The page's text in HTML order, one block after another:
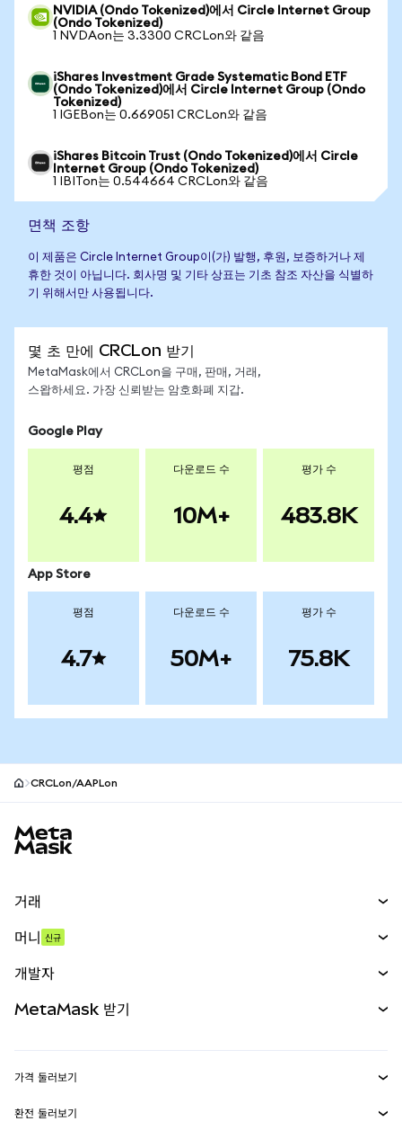
NVIDIA (Ondo Tokenized)에서 Circle Internet Group
(Ondo Tokenized)
1 NVDAon는 3.3300 CRCLon와 같음
iShares Investment Grade Systematic Bond ETF
(Ondo Tokenized)에서 Circle Internet Group (Ondo
Tokenized)
1 IGEBon는 0.669051 CRCLon와 같음
iShares Bitcoin Trust (Ondo Tokenized)에서 Circle
Internet Group (Ondo Tokenized)
1 IBITon는 0.544664 CRCLon와 같음
면책 조항
이 제품은 Circle Internet Group이(가) 발행, 후원, 보증하거나 제
휴한 것이 아닙니다. 회사명 및 기타 상표는 기초 참조 자산을 식별하
기 위해서만 사용됩니다.
몇 초 만에 CRCLon 받기
MetaMask에서 CRCLon을 구매, 판매, 거래,
스왑하세요. 가장 신뢰받는 암호화폐 지갑.
Google Play
평점
4.4
다운로드 수
10M+
평가 수
483.8K
App Store
평점
4.7
다운로드 수
50M+
평가 수
75.8K
CRCLon/AAPLon
거래
무기한 선물
실물자산
머니 신규
개발자
MetaMask Connect
MetaMask 받기
가격 둘러보기
이더리움 가격
환전 둘러보기